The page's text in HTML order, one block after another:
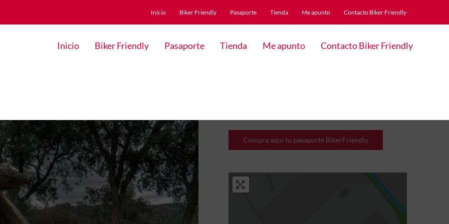
Inicio Biker Friendly Pasaporte Tienda Me apunto Contacto Biker Friendly
Inicio Biker Friendly Pasaporte Tienda Me apunto Contacto Biker Friendly
Compra aquí tu pasaporte BikerFriendly